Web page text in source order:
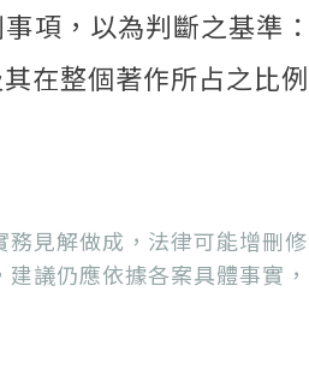
項，以為判斷之基準
在整個著作所占之比
見解做成，法律可能增刪
議仍應依據各案具體事實